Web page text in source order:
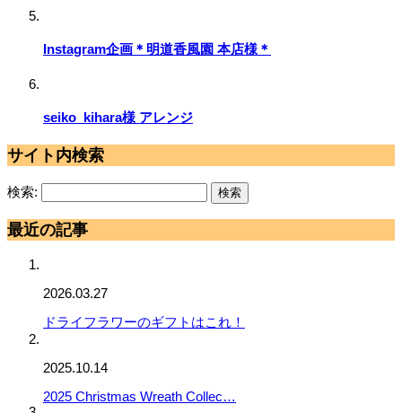
Instagram企画＊明道香風園 本店様＊
seiko_kihara様 アレンジ
サイト内検索
検索:
最近の記事
2026.03.27
ドライフラワーのギフトはこれ！
2025.10.14
2025 Christmas Wreath Collec…